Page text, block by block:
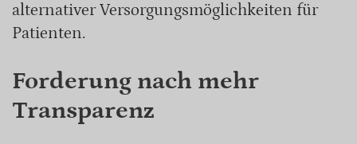
alternativer Versorgungsmöglichkeiten für
Patienten.
Forderung nach mehr
Transparenz